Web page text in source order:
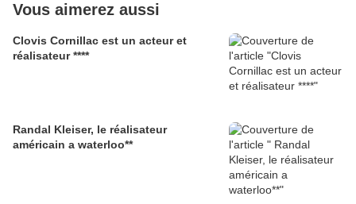
Vous aimerez aussi
Clovis Cornillac est un acteur et
réalisateur ****
Randal Kleiser, le réalisateur
américain a waterloo**